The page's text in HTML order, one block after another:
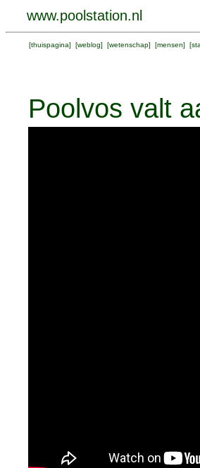
www.poolstation.nl
[thuispagina] [weblog] [wetenschap] [mensen] [
Poolvos valt